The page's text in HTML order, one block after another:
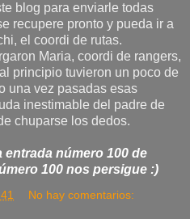
blog para enviarle todas
recupere pronto y pueda ir a
el coordi de rutas.
Maria, coordi de rangers,
principio tuvieron un poco de
una vez pasadas esas
inestimable del padre de
chuparse los dedos.
número 100 de
100 nos persigue :)
No hay comentarios: